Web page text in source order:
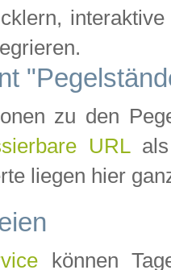
zu den
URLals
liegen hier
können